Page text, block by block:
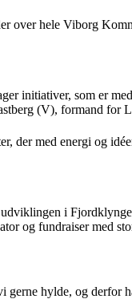
hele Viborg
initiativer, som er
(V), formand for
der med energi og
i
og fundraiser med
hylde, og derfor